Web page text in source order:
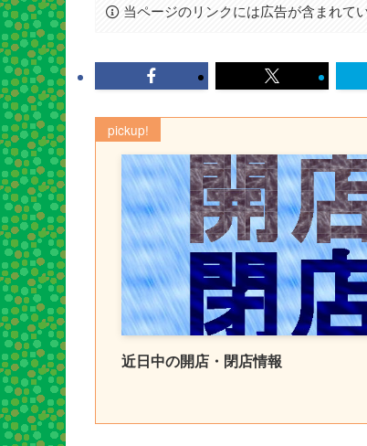
当ページのリンクには広告が含まれてい
pickup!
近日中の開店・閉店情報